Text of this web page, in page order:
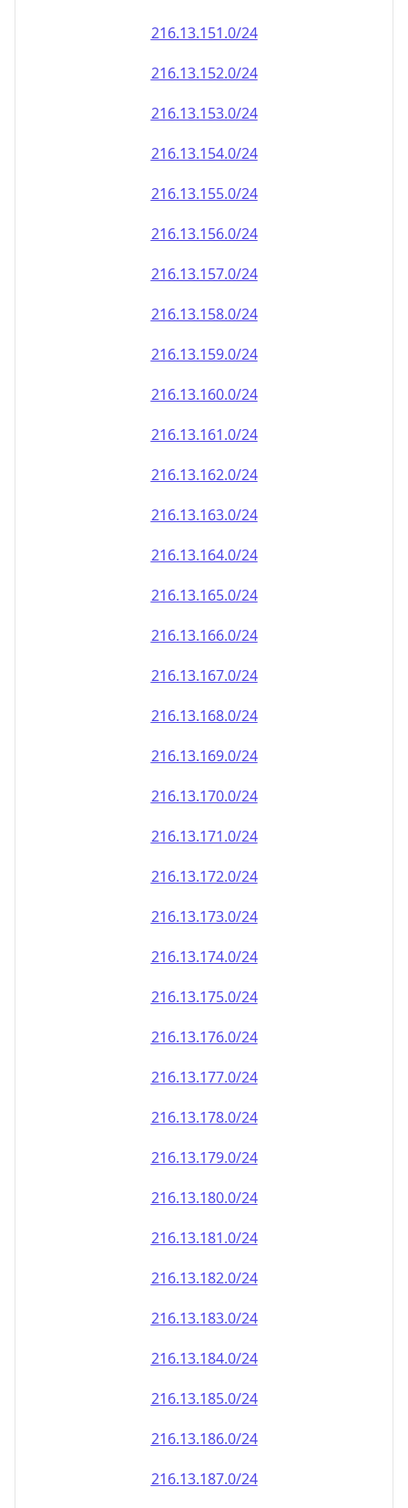
216.13.151.0/24
216.13.152.0/24
216.13.153.0/24
216.13.154.0/24
216.13.155.0/24
216.13.156.0/24
216.13.157.0/24
216.13.158.0/24
216.13.159.0/24
216.13.160.0/24
216.13.161.0/24
216.13.162.0/24
216.13.163.0/24
216.13.164.0/24
216.13.165.0/24
216.13.166.0/24
216.13.167.0/24
216.13.168.0/24
216.13.169.0/24
216.13.170.0/24
216.13.171.0/24
216.13.172.0/24
216.13.173.0/24
216.13.174.0/24
216.13.175.0/24
216.13.176.0/24
216.13.177.0/24
216.13.178.0/24
216.13.179.0/24
216.13.180.0/24
216.13.181.0/24
216.13.182.0/24
216.13.183.0/24
216.13.184.0/24
216.13.185.0/24
216.13.186.0/24
216.13.187.0/24